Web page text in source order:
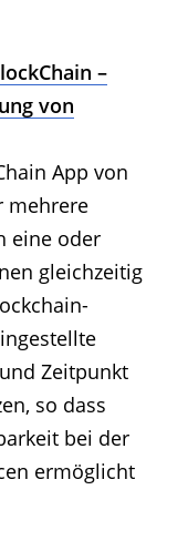
–
von
App von
mehrere
eine oder
gleichzeitig
Zeitpunkt
so dass
bei der
ermöglicht